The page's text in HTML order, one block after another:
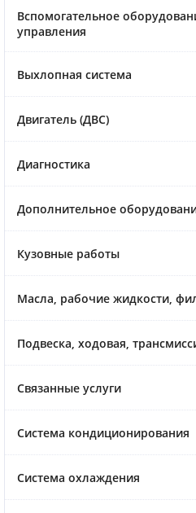
Вспомогательное
управления
Выхлопная система
Двигатель (ДВС)
Диагностика
Дополнительное
Кузовные работы
Масла, рабочие жидкости,
Подвеска, ходовая,
Связанные услуги
Система кондиционирования
Система охлаждения